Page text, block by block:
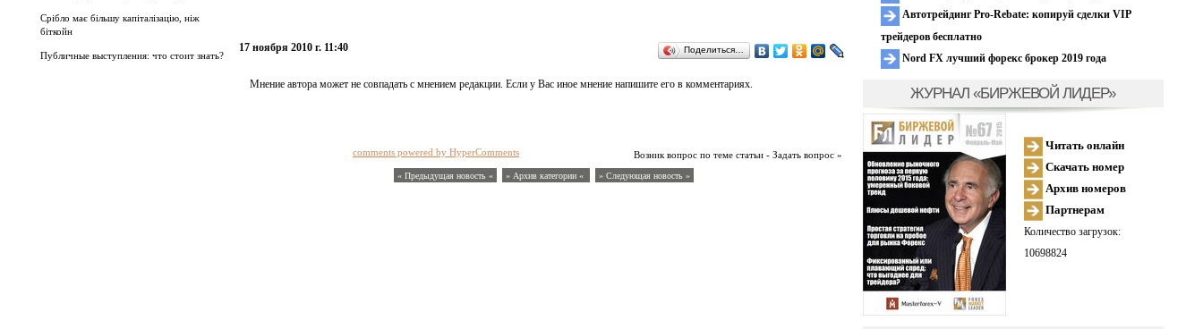
Срібло має більшу капіталізацію, ніж
біткойн
Публичные выступления: что стоит знать?
17 ноября 2010 г. 11:40 Поделиться…
Мнение автора может не совпадать с мнением редакции. Если у Вас иное мнение напишите его в комментариях.
Возник вопрос по теме статьи - Задать вопрос »
comments powered by HyperComments
« Предыдущая новость « » Архив категории « » Следующая новость »
Автотрейдинг Pro-Rebate: копируй сделки VIP
трейдеров бесплатно
Nord FX лучший форекс брокер 2019 года
ЖУРНАЛ «БИРЖЕВОЙ ЛИДЕР»
Читать онлайн
Скачать номер
Архив номеров
Партнерам
Количество загрузок:
10698824